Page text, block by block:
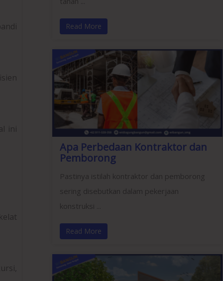
ini
Read More
Apa Perbedaan Kontraktor dan
Pemborong
Pastinya istilah kontraktor dan pemborong
sering disebutkan dalam pekerjaan
konstruksi ...
Read More